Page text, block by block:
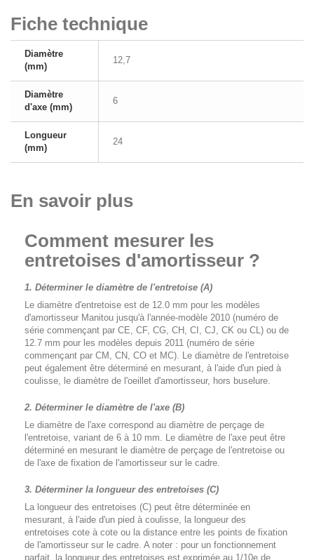
Fiche technique
Diamètre
(mm)
12,7
Diamètre
d'axe (mm)
6
Longueur
(mm)
24
En savoir plus
Comment mesurer les
entretoises d'amortisseur ?
1. Déterminer le diamètre de l'entretoise (A)
Le diamètre d'entretoise est de 12.0 mm pour les modèles
d'amortisseur Manitou jusqu'à l'année-modèle 2010 (numéro de
série commençant par CE, CF, CG, CH, CI, CJ, CK ou CL) ou de
12.7 mm pour les modèles depuis 2011 (numéro de série
commençant par CM, CN, CO et MC). Le diamètre de l'entretoise
peut également être déterminé en mesurant, à l'aide d'un pied à
coulisse, le diamètre de l'oeillet d'amortisseur, hors buselure.
2. Déterminer le diamètre de l'axe (B)
Le diamètre de l'axe correspond au diamètre de perçage de
l'entretoise, variant de 6 à 10 mm. Le diamètre de l'axe peut être
déterminé en mesurant le diamètre de perçage de l'entretoise ou
de l'axe de fixation de l'amortisseur sur le cadre.
3. Déterminer la longueur des entretoises (C)
La longueur des entretoises (C) peut être déterminée en
mesurant, à l'aide d'un pied à coulisse, la longueur des
entretoises cote à cote ou la distance entre les points de fixation
de l'amortisseur sur le cadre. A noter : pour un fonctionnement
parfait, la longueur des entretoises est exprimée au 1/10e de